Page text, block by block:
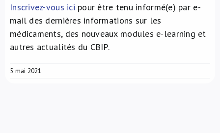
Inscrivez-vous ici pour être tenu informé(e) par e-
mail des dernières informations sur les
médicaments, des nouveaux modules e-learning et
autres actualités du CBIP.
5 mai 2021